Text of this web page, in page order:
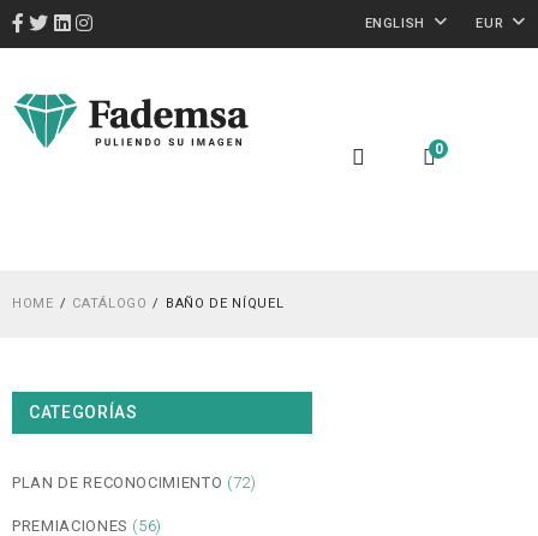
ENGLISH EUR
0
HOME CATÁLOGO BAÑO DE NÍQUEL
CATEGORÍAS
PLAN DE RECONOCIMIENTO (72)
PREMIACIONES (56)